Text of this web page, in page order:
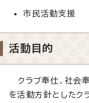
市民活動支援
活動目的
クラブ奉仕、社会
を活動方針としたク